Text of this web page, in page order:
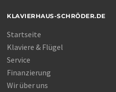
KLAVIERHAUS-SCHRÖDER.DE
Startseite
Klaviere & Flügel
Service
Finanzierung
Wir über uns